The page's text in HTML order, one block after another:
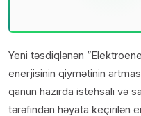
Yeni təsdiqlənən
enerjisinin qiymətinin
qanun hazırda istehsalı və
tərəfindən həyata keçirilən